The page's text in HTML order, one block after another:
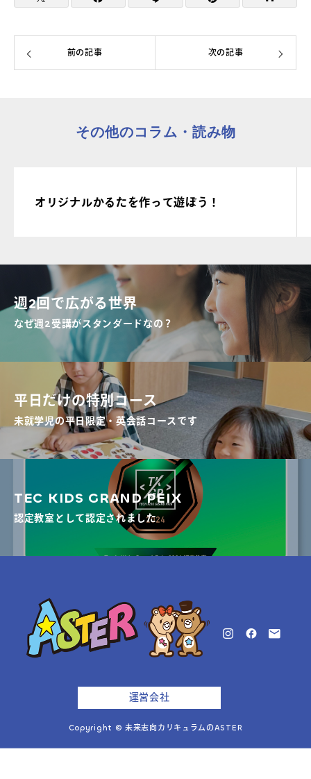
前の記事 次の記事
その他のコラム・読み物
オリジナルかるたを作って遊ぼう！
週2回で広がる世界
なぜ週2受講がスタンダードなの？
平日だけの特別コース
未就学児の平日限定・英会話コースです
TEC KIDS GRAND PEIX
認定教室として認定されました
運営会社
Copyright © 未来志向カリキュラムのASTER